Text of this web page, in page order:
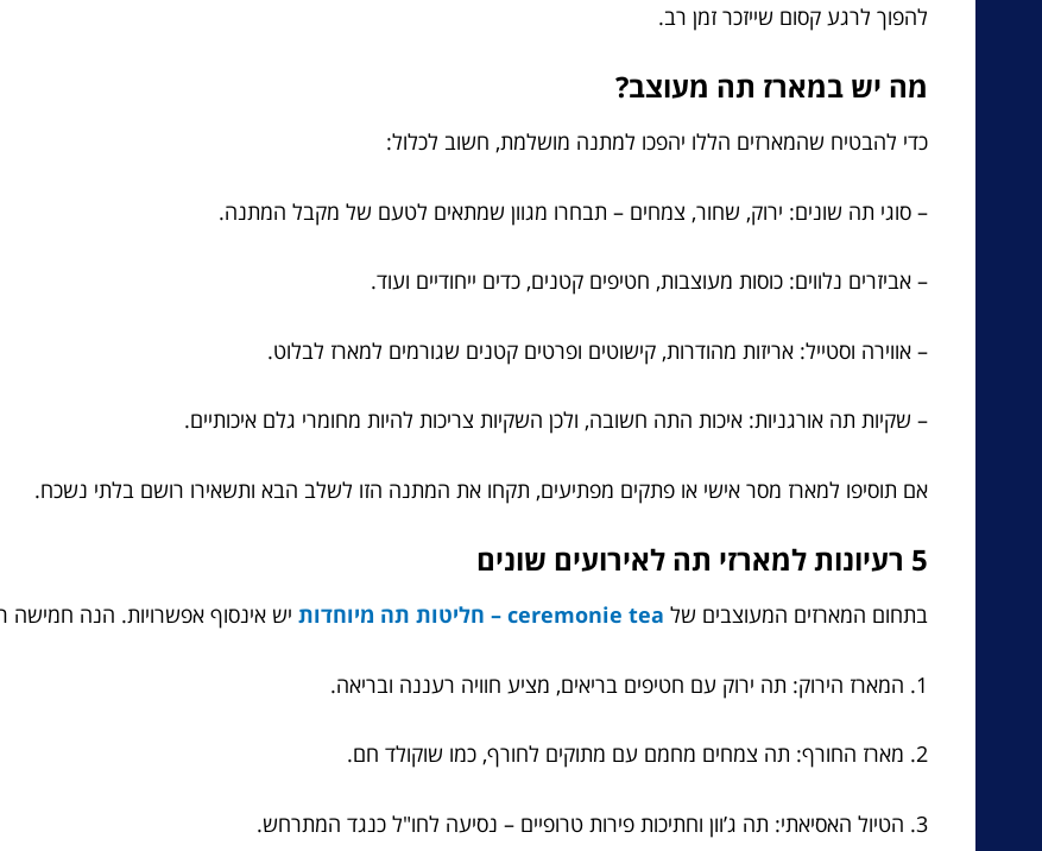
להפוך לרגע קסום שייזכר זמן רב.
מה יש במארז תה מעוצב?
כדי להבטיח שהמארזים הללו יהפכו למתנה מושלמת, חשוב לכלול:
– סוגי תה שונים: ירוק, שחור, צמחים – תבחרו מגוון שמתאים לטעם של מקבל המתנה.
– אביזרים נלווים: כוסות מעוצבות, חטיפים קטנים, כדים ייחודיים ועוד.
– אווירה וסטייל: אריזות מהודרות, קישוטים ופרטים קטנים שגורמים למארז לבלוט.
– שקיות תה אורגניות: איכות התה חשובה, ולכן השקיות צריכות להיות מחומרי גלם איכותיים.
אם תוסיפו למארז מסר אישי או פתקים מפתיעים, תקחו את המתנה הזו לשלב הבא ותשאירו רושם בלתי נשכח.
5 רעיונות למארזי תה לאירועים שונים
בתחום המארזים המעוצבים של ceremonie tea – חליטות תה מיוחדות יש אינסוף אפשרויות. הנה חמישה
1. המארז הירוק: תה ירוק עם חטיפים בריאים, מציע חוויה רעננה ובריאה.
2. מארז החורף: תה צמחים מחמם עם מתוקים לחורף, כמו שוקולד חם.
3. הטיול האסיאתי: תה ג’וון וחתיכות פירות טרופיים – נסיעה לחו"ל כנגד המתרחש.